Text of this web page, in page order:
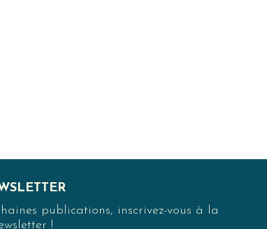
publications, inscrivez-vous à la
!